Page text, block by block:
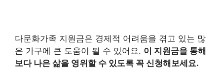
다문화가족 지원금은 경제적 어려움을 겪고 있는 많
은 가구에 큰 도움이 될 수 있어요. 이 지원금을 통해
보다 나은 삶을 영위할 수 있도록 꼭 신청해보세요.